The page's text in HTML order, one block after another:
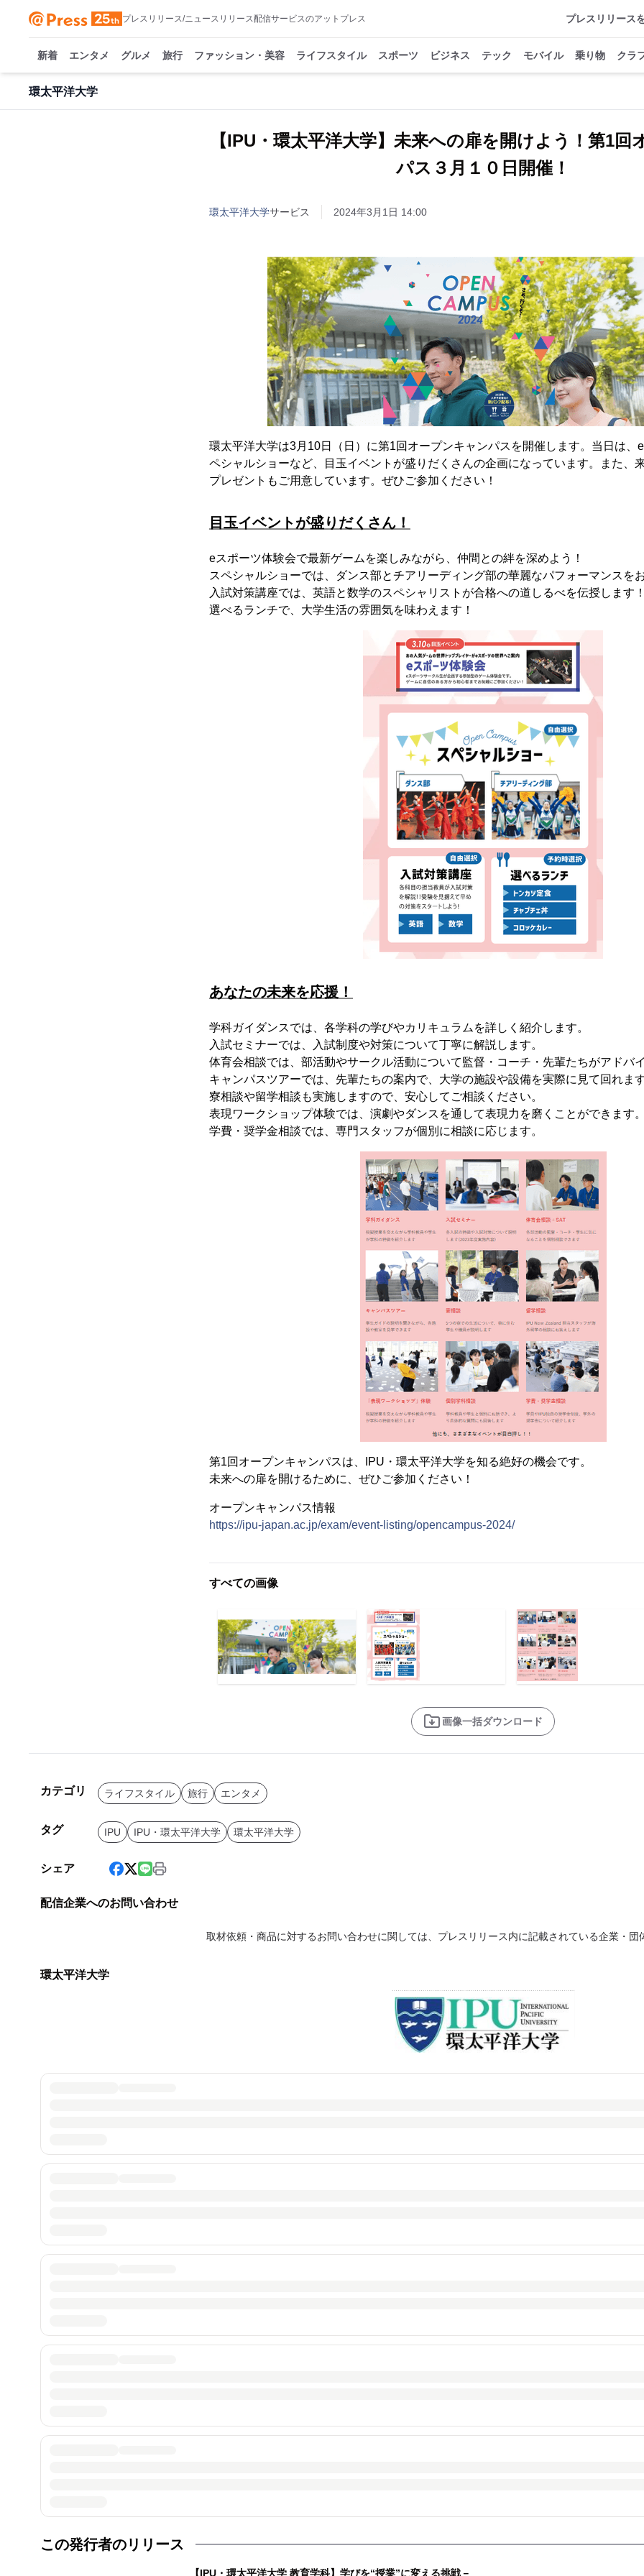
プレスリリース/ニュースリリース配信サービスのアットプレス プレスリリース
新着 エンタメ グルメ 旅行 ファッション・美容 ライフスタイル スポーツ ビジネス テック モバイル 乗り物 クラ
環太平洋大学
【IPU・環太平洋大学】未来への扉を開けよう！第1回
パス３月１０日開催！
環太平洋大学サービス 2024年3月1日 14:00
環太平洋大学は3月10日（日）に第1回オープンキャンパスを開催します。当日は、
ペシャルショーなど、目玉イベントが盛りだくさんの企画になっています。また、
プレゼントもご用意しています。ぜひご参加ください！
目玉イベントが盛りだくさん！
eスポーツ体験会で最新ゲームを楽しみながら、仲間との絆を深めよう！
スペシャルショーでは、ダンス部とチアリーディング部の華麗なパフォーマンスを
入試対策講座では、英語と数学のスペシャリストが合格への道しるべを伝授します！
選べるランチで、大学生活の雰囲気を味わえます！
あなたの未来を応援！
学科ガイダンスでは、各学科の学びやカリキュラムを詳しく紹介します。
入試セミナーでは、入試制度や対策について丁寧に解説します。
体育会相談では、部活動やサークル活動について監督・コーチ・先輩たちがアドバイ
キャンパスツアーでは、先輩たちの案内で、大学の施設や設備を実際に見て回れます
寮相談や留学相談も実施しますので、安心してご相談ください。
表現ワークショップ体験では、演劇やダンスを通して表現力を磨くことができます。
学費・奨学金相談では、専門スタッフが個別に相談に応じます。
第1回オープンキャンパスは、IPU・環太平洋大学を知る絶好の機会です。
未来への扉を開けるために、ぜひご参加ください！
オープンキャンパス情報
https://ipu-japan.ac.jp/exam/event-listing/opencampus-2024/
すべての画像
画像一括ダウンロード
カテゴリ ライフスタイル 旅行 エンタメ
タグ IPU IPU・環太平洋大学 環太平洋大学
シェア
配信企業へのお問い合わせ
取材依頼・商品に対するお問い合わせに関しては、プレスリリース内に記載されている企業・団
環太平洋大学
この発行者のリリース
【IPU・環太平洋大学 教育学科】学びを“授業”に変える挑戦－